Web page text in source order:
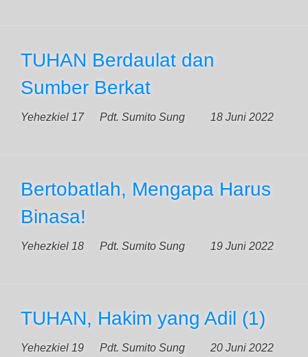
TUHAN Berdaulat dan
Sumber Berkat
Yehezkiel 17 18 Juni 2022
Pdt. Sumito Sung
Bertobatlah, Mengapa Harus
Binasa!
Yehezkiel 18 19 Juni 2022
Pdt. Sumito Sung
TUHAN, Hakim yang Adil (1)
Yehezkiel 19 20 Juni 2022
Pdt. Sumito Sung